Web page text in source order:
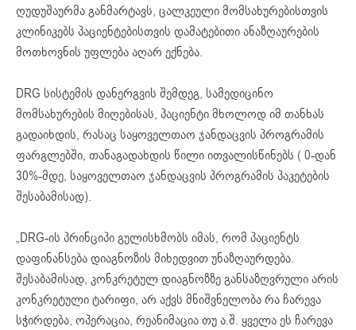
ღუდუშაურმა განმარტავს, ცალკეული მომსახურებისთვის
კლინიკებს პაციენტებისთვის დამატებითი ანაზღაურების
მოთხოვნის უფლება აღარ ექნება.
DRG სისტემის დანერგვის შემდეგ, სამედიცინო
მომსახურების მიღებისას, პაციენტი მხოლოდ იმ თანხას
გადაიხდის, რასაც საყოველთაო ჯანდაცვის პროგრამის
ფარგლებში, თანაგადახდის წილი ითვალისწინებს ( 0-დან
30%-მდე, საყოველთაო ჯანდაცვის პროგრამის პაკეტების
შესაბამისად).
„DRG-ის პრინციპი გულისხმობს იმას, რომ პაციენტს
დაფინანსება დიაგნოზის მიხედვით უნაზღაურდება.
შესაბამისად, კონკრეტულ დიაგნოზზე განსაზღვრული არის
კონკრეტული ტარიფი, არ აქვს მნიშვნელობა რა ჩარევა
სჭირდება, ოპერაცია, რეანიმაცია თუ ა.შ. ყველა ეს ჩარევა